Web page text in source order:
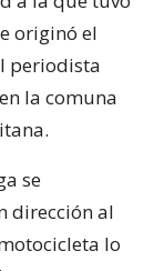
originó el
periodista
la comuna
se
dirección al
lo